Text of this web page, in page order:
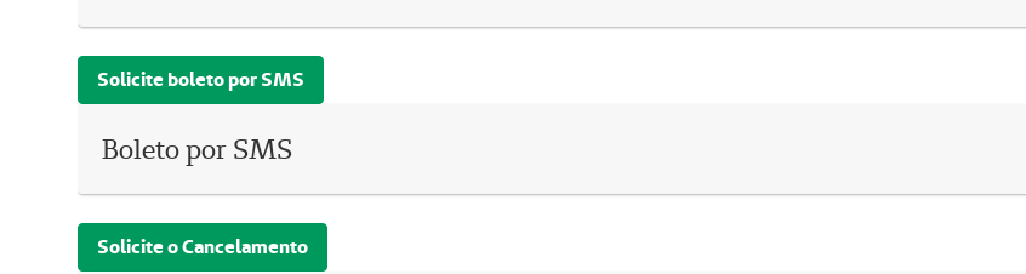
Solicite boleto por SMS
Boleto por SMS
Solicite o Cancelamento